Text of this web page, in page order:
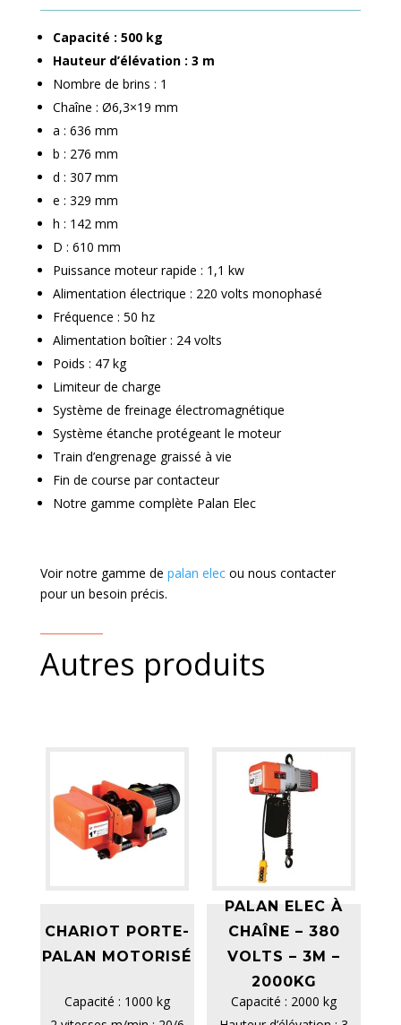
Capacité : 500 kg
Hauteur d’élévation : 3 m
Nombre de brins : 1
Chaîne : Ø6,3×19 mm
a : 636 mm
b : 276 mm
d : 307 mm
e : 329 mm
h : 142 mm
D : 610 mm
Puissance moteur rapide : 1,1 kw
Alimentation électrique : 220 volts monophasé
Fréquence : 50 hz
Alimentation boîtier : 24 volts
Poids : 47 kg
Limiteur de charge
Système de freinage électromagnétique
Système étanche protégeant le moteur
Train d’engrenage graissé à vie
Fin de course par contacteur
Notre gamme complète Palan Elec
Voir notre gamme de palan elecou nous contacter
pour un besoin précis.
Autres produits
CHARIOT PORTE-
PALAN MOTORISÉ
Capacité : 1000 kg
PALAN ELEC À
CHAÎNE – 380
VOLTS – 3M –
2000KG
Capacité : 2000 kg